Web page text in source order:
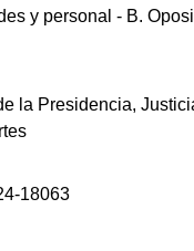
y personal - B.
la Presidencia,
18063